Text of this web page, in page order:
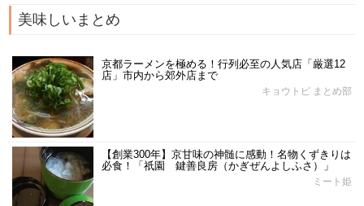
美味しいまとめ
京都ラーメンを極める！行列必至の人気店「厳選12
店」市内から郊外店まで
キョウトピ まとめ部
【創業300年】京甘味の神髄に感動！名物くずきりは
必食！「祇園 鍵善良房（かぎぜんよしふさ）」
ミート姫